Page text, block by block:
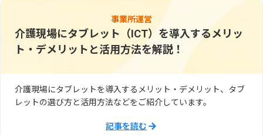
事業所運営
介護現場にタブレット（ICT）を導入するメリッ
ト・デメリットと活用方法を解説！
介護現場にタブレットを導入するメリット・デメリット、タブ
レットの選び方と活用方法などをご紹介しています。
記事を読む